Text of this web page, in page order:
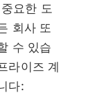
요한 도
회사 또
수 있습
라이즈 계
다: